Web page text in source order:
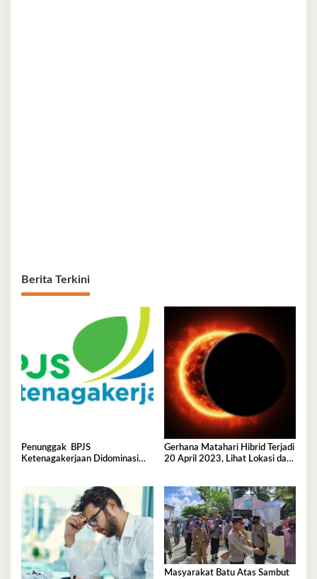
Berita Terkini
Penunggak BPJS
Ketenagakerjaan Didominasi
Gerhana Matahari Hibrid Terjadi
20 April 2023, Lihat Lokasi dan
Masyarakat Batu Atas Sambut